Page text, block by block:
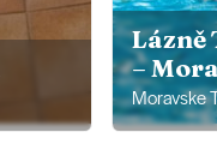
Lázně
–
Moravske